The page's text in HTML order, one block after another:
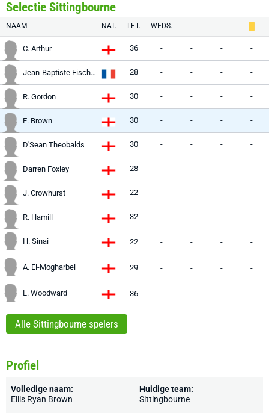
Selectie Sittingbourne
NAAM NAT. LFT. WEDS.
C. Arthur 36 - - - -
Jean-Baptiste Fischer 28 - - - -
R. Gordon 30 - - - -
E. Brown 30 - - - -
D'Sean Theobalds 30 - - - -
Darren Foxley 28 - - - -
J. Crowhurst 22 - - - -
R. Hamill 32 - - - -
H. Sinai 22 - - - -
A. El-Mogharbel 29 - - - -
L. Woodward 36 - - - -
Alle Sittingbourne spelers
Profiel
Volledige naam:
Ellis Ryan Brown
Huidige team:
Sittingbourne